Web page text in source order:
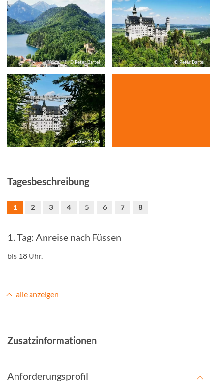
© Peter Bartel © Peter Bartel
© Peter Bartel
Tagesbeschreibung
1 2 3 4 5 6 7 8
1. Tag: Anreise nach Füssen
bis 18 Uhr.
alle anzeigen
Zusatzinformationen
Anforderungsprofil